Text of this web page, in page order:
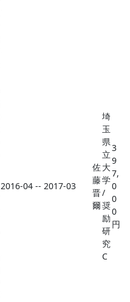
2016-04 -- 2017-03
佐
藤
晋
爾
埼
玉
県
立
大
学
/
奨
励
研
究
C
3
9
7,
0
0
0
円